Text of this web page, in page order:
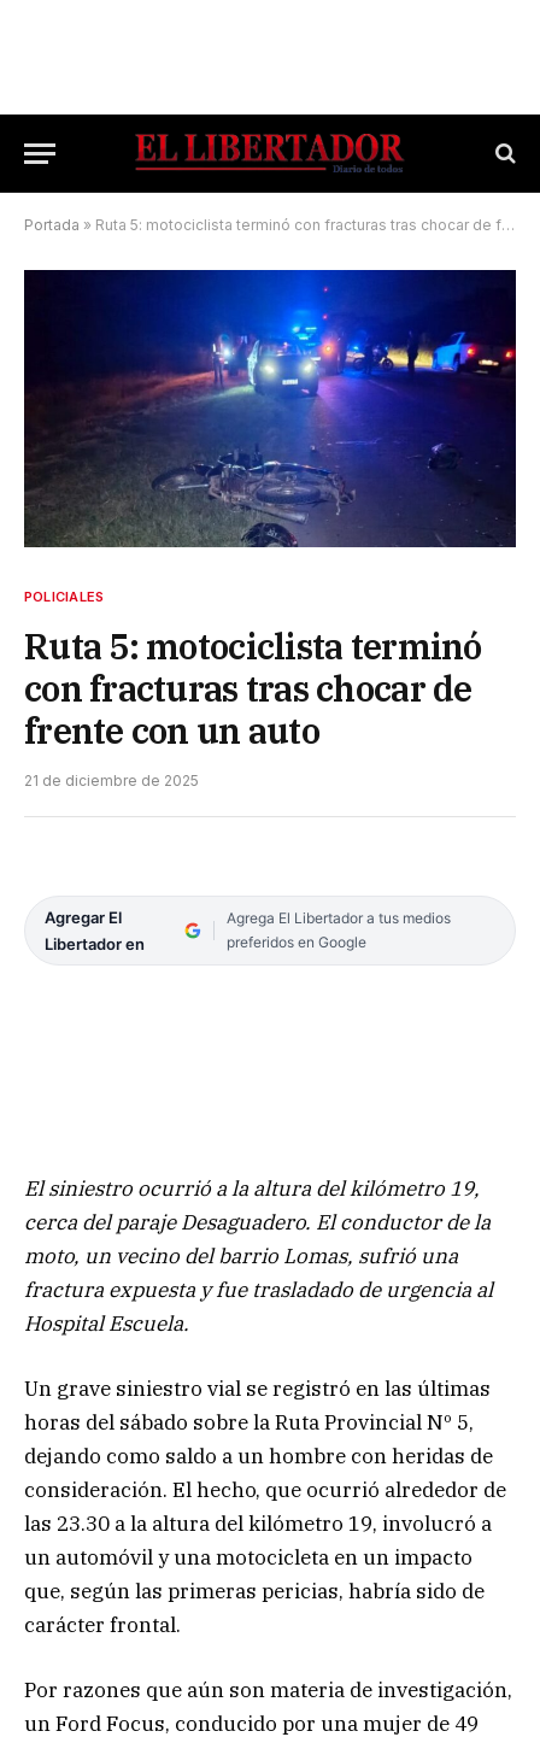
Portada » Ruta 5: motociclista terminó con fracturas tras chocar de frente con un auto
POLICIALES
Ruta 5: motociclista terminó
con fracturas tras chocar de
frente con un auto
21 de diciembre de 2025
Agregar El
Libertador en
Agrega El Libertador a tus medios
preferidos en Google
El siniestro ocurrió a la altura del kilómetro 19,
cerca del paraje Desaguadero. El conductor de la
moto, un vecino del barrio Lomas, sufrió una
fractura expuesta y fue trasladado de urgencia al
Hospital Escuela.
Un grave siniestro vial se registró en las últimas
horas del sábado sobre la Ruta Provincial Nº 5,
dejando como saldo a un hombre con heridas de
consideración. El hecho, que ocurrió alrededor de
las 23.30 a la altura del kilómetro 19, involucró a
un automóvil y una motocicleta en un impacto
que, según las primeras pericias, habría sido de
carácter frontal.
Por razones que aún son materia de investigación,
un Ford Focus, conducido por una mujer de 49